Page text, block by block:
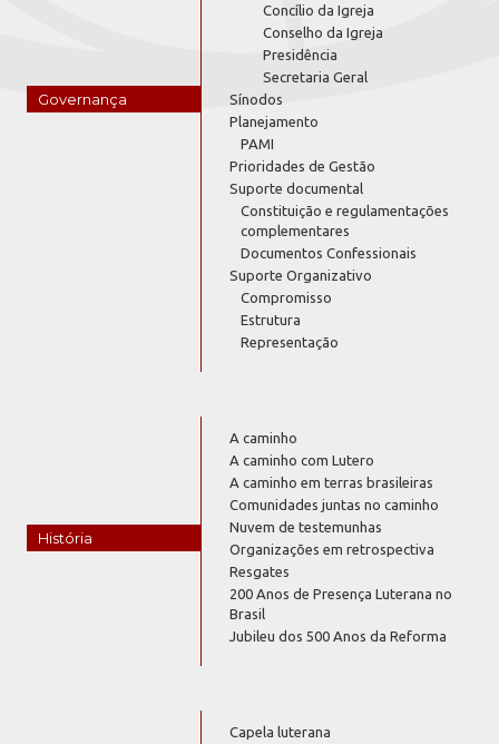
Governança
Concílio da Igreja
Conselho da Igreja
Presidência
Secretaria Geral
Sínodos
Planejamento
PAMI
Prioridades de Gestão
Suporte documental
Constituição e regulamentações
complementares
Documentos Confessionais
Suporte Organizativo
Compromisso
Estrutura
Representação
História
A caminho
A caminho com Lutero
A caminho em terras brasileiras
Comunidades juntas no caminho
Nuvem de testemunhas
Organizações em retrospectiva
Resgates
200 Anos de Presença Luterana no
Brasil
Jubileu dos 500 Anos da Reforma
Capela luterana